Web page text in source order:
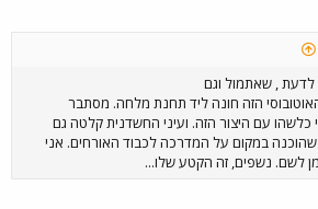
, שאתמול וגם
הזה חונה ליד תחנת מלחה. מסתבר
עם היצור הזה. ועיני החשדנית קלטה גם
במקום על המדרכה לכבוד האורחים. אני
לשם. נשפים, זה הקטע שלו...